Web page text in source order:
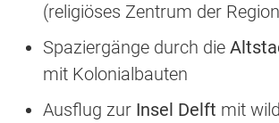
(religiöses Zentrum der
Spaziergänge durch die
mit Kolonialbauten
Ausflug zur Insel Delft mit